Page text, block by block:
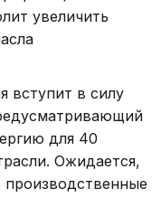
увеличить
вступит в силу
для 40
Ожидается,
производственные